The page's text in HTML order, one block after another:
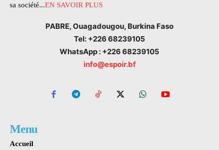
sa société...EN SAVOIR PLUS
PABRE, Ouagadougou, Burkina Faso
Tel: +226 68239105
WhatsApp : +226 68239105
info@espoir.bf
Menu
Accueil